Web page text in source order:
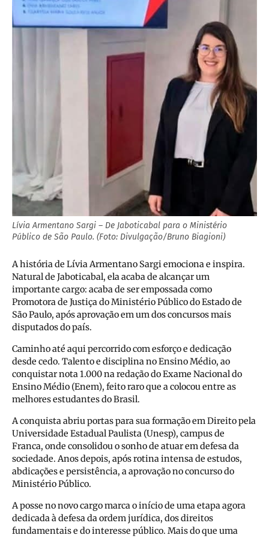
Lívia Armentano Sargi – De Jaboticabal para o Ministério
Público de São Paulo. (Foto: Divulgação/Bruno Biagioni)
A história de Lívia Armentano Sargi emociona e inspira.
Natural de Jaboticabal, ela acaba de alcançar um
importante cargo: acaba de ser empossada como
Promotora de Justiça do Ministério Público do Estado de
São Paulo, após aprovação em um dos concursos mais
disputados do país.
Caminho até aqui percorrido com esforço e dedicação
desde cedo. Talento e disciplina no Ensino Médio, ao
conquistar nota 1.000 na redação do Exame Nacional do
Ensino Médio (Enem), feito raro que a colocou entre as
melhores estudantes do Brasil.
A conquista abriu portas para sua formação em Direito pela
Universidade Estadual Paulista (Unesp), campus de
Franca, onde consolidou o sonho de atuar em defesa da
sociedade. Anos depois, após rotina intensa de estudos,
abdicações e persistência, a aprovação no concurso do
Ministério Público.
A posse no novo cargo marca o início de uma etapa agora
dedicada à defesa da ordem jurídica, dos direitos
fundamentais e do interesse público. Mais do que uma